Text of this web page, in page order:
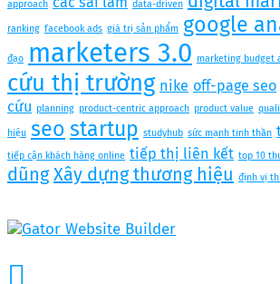
approach
data-driven
ranking facebook ads giá trị sản phẩm google
đạo marketers 3.0 marketing budget
cứu thị trường nike off-page seo
cứu planning product-centric approach product value
hiệu seo startup studyhub sức mạnh tinh thần
tiếp cận khách hàng online tiếp thị liên kết top 10
dũng Xây dựng thương hiệu định vị